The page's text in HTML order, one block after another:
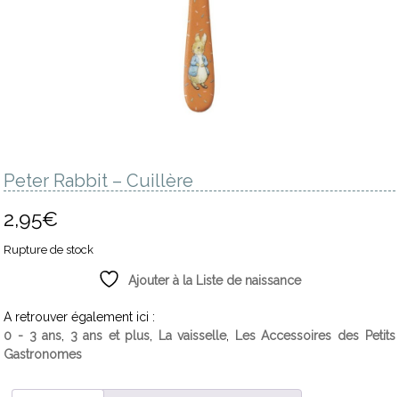
Peter Rabbit – Cuillère
2,95€
Rupture de stock
Ajouter à la Liste de naissance
A retrouver également ici :
0 - 3 ans
3 ans et plus La vaisselle,
Les Accessoires des Petits
Gastronomes